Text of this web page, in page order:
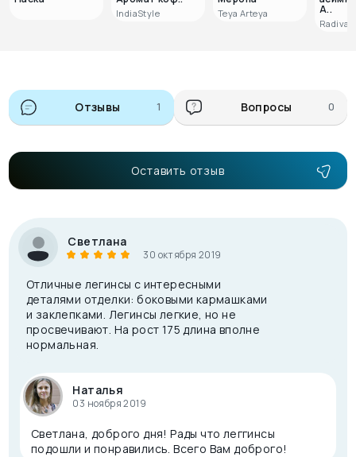
IndiaStyle Teya Arteya А..
Отзывы 1 Вопросы 0
Оставить отзыв
Светлана
30 октября 2019
Отличные легинсы с интересными
деталями отделки: боковыми кармашками
и заклепками. Легинсы легкие, но не
просвечивают. На рост 175 длина вполне
нормальная.
Наталья
03 ноября 2019
Светлана, доброго дня! Рады что леггинсы
подошли и понравились. Всего Вам доброго!